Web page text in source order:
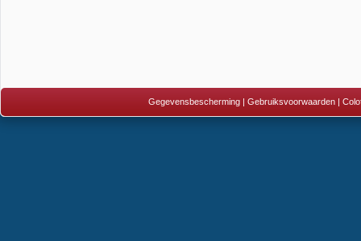
Gegevensbescherming| Gebruiksvoorwaarden|